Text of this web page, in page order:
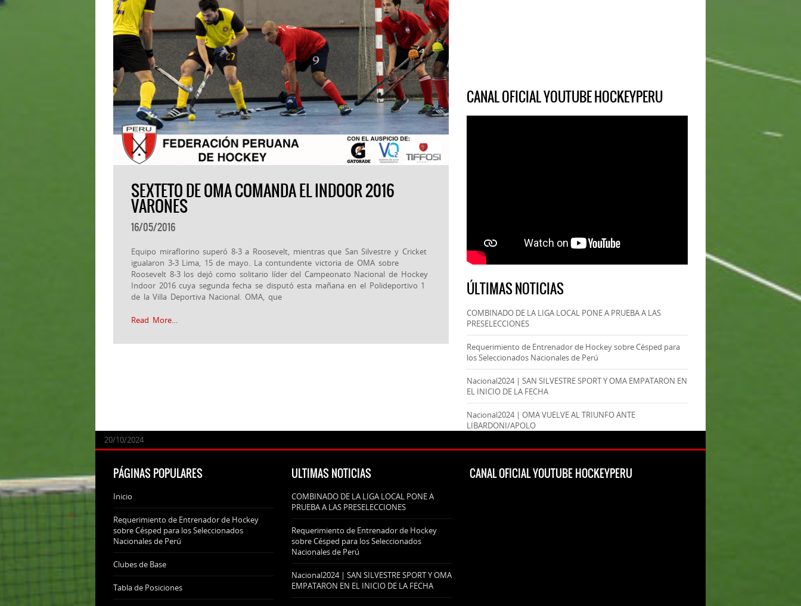
SEXTETO DE OMA COMANDA EL INDOOR 2016
VARONES
16/05/2016
Equipo miraflorino superó 8-3 a Roosevelt, mientras que San Silvestre y Cricket
igualaron 3-3 Lima, 15 de mayo. La contundente victoria de OMA sobre
Roosevelt 8-3 los dejó como solitario líder del Campeonato Nacional de Hockey
Indoor 2016 cuya segunda fecha se disputó esta mañana en el Polideportivo 1
de la Villa Deportiva Nacional. OMA, que
Read More…
CANAL OFICIAL YOUTUBE HOCKEYPERU
ÚLTIMAS NOTICIAS
COMBINADO DE LA LIGA LOCAL PONE A PRUEBA A LAS
PRESELECCIONES
24/09/2025
Requerimiento de Entrenador de Hockey sobre Césped para
los Seleccionados Nacionales de Perú
07/11/2024
Nacional2024 | SAN SILVESTRE SPORT Y OMA EMPATARON EN
EL INICIO DE LA FECHA
20/10/2024
Nacional2024 | OMA VUELVE AL TRIUNFO ANTE
LIBARDONI/APOLO
20/10/2024
PÁGINAS POPULARES
Inicio
Requerimiento de Entrenador de Hockey
sobre Césped para los Seleccionados
Nacionales de Perú
Clubes de Base
Tabla de Posiciones
ULTIMAS NOTICIAS
COMBINADO DE LA LIGA LOCAL PONE A
PRUEBA A LAS PRESELECCIONES
Requerimiento de Entrenador de Hockey
sobre Césped para los Seleccionados
Nacionales de Perú
Nacional2024 | SAN SILVESTRE SPORT Y OMA
EMPATARON EN EL INICIO DE LA FECHA
CANAL OFICIAL YOUTUBE HOCKEYPERU